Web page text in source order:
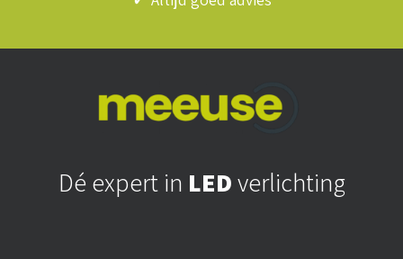
Dé expert in LEDverlichting